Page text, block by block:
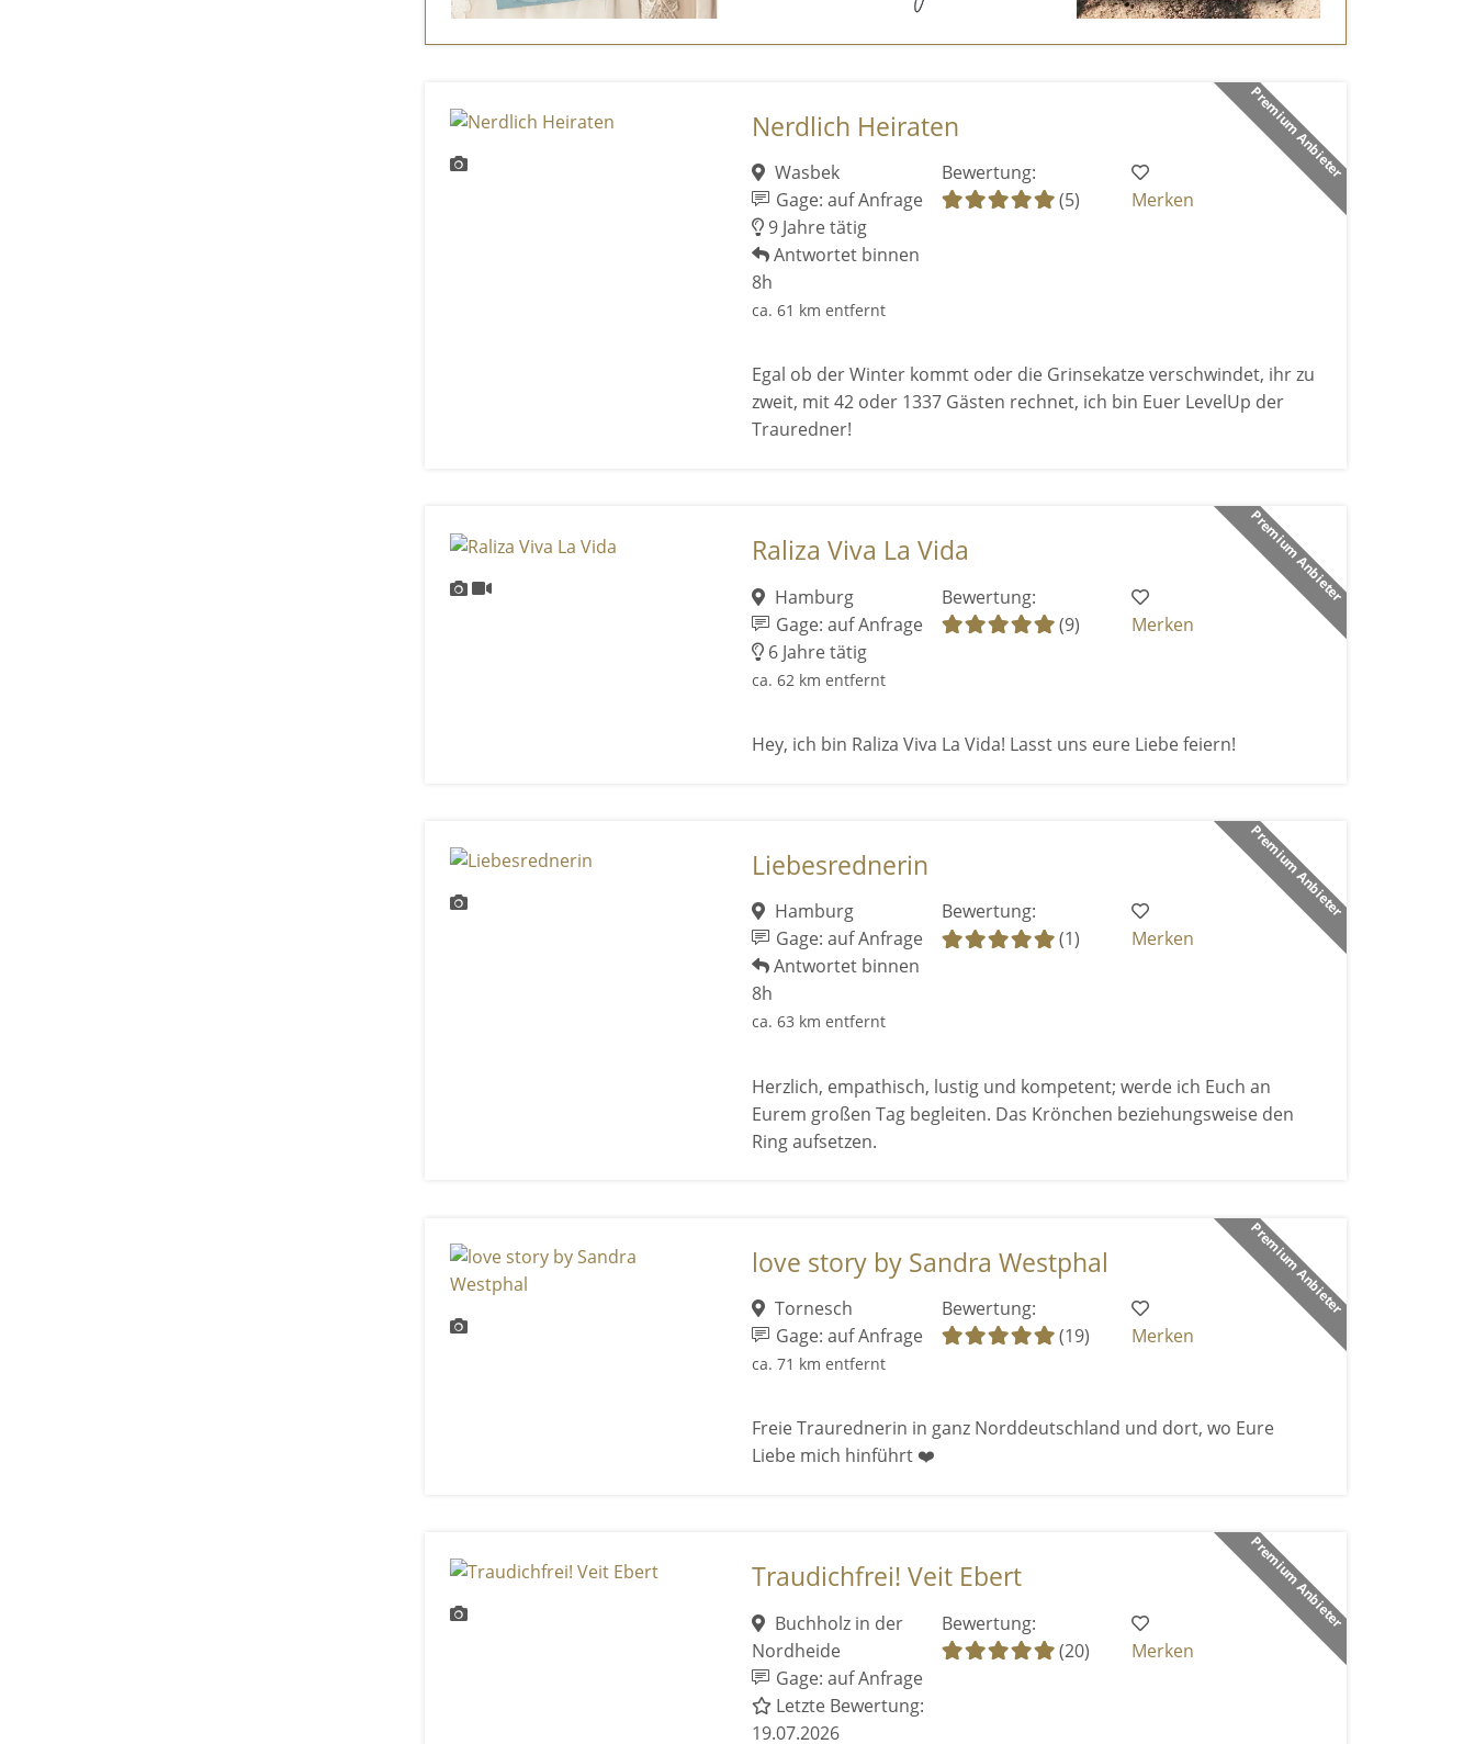
Premium Anbieter
Nerdlich Heiraten
Wasbek
Gage: auf Anfrage
9 Jahre tätig
Antwortet binnen
8h
ca. 61 km entfernt
Bewertung:
(5)
Merken
Egal ob der Winter kommt oder die Grinsekatze verschwindet, ihr zu
zweit, mit 42 oder 1337 Gästen rechnet, ich bin Euer LevelUp der
Trauredner!
Premium Anbieter
Raliza Viva La Vida
Hamburg
Gage: auf Anfrage
6 Jahre tätig
ca. 62 km entfernt
Bewertung:
(9)
Merken
Hey, ich bin Raliza Viva La Vida! Lasst uns eure Liebe feiern!
Premium Anbieter
Liebesrednerin
Hamburg
Gage: auf Anfrage
Antwortet binnen
8h
ca. 63 km entfernt
Bewertung:
(1)
Merken
Herzlich, empathisch, lustig und kompetent; werde ich Euch an
Eurem großen Tag begleiten. Das Krönchen beziehungsweise den
Ring aufsetzen.
Premium Anbieter
love story by Sandra Westphal
Tornesch
Gage: auf Anfrage
ca. 71 km entfernt
Bewertung:
(19)
Merken
Freie Traurednerin in ganz Norddeutschland und dort, wo Eure
Liebe mich hinführt ❤️
Premium Anbieter
Traudichfrei! Veit Ebert
Buchholz in der
Nordheide
Gage: auf Anfrage
Letzte Bewertung:
19.07.2026
Bewertung:
(20)
Merken